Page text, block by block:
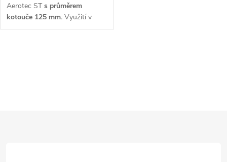
Aerotec STs průměrem
kotouče 125 mm. Využití v
profesionálních dílnách pro